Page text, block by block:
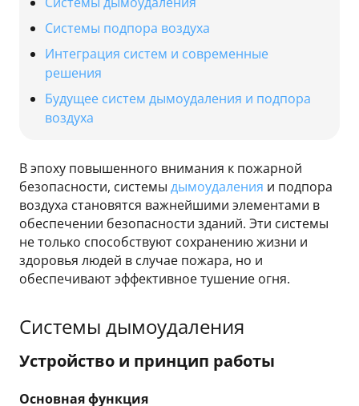
В эпоху повышенного внимания к пожарной
безопасности, системы дымоудаления и подпора
воздуха становятся важнейшими элементами в
обеспечении безопасности зданий. Эти системы
не только способствуют сохранению жизни и
здоровья людей в случае пожара, но и
обеспечивают эффективное тушение огня.
Системы дымоудаления
Устройство и принцип работы
Основная функция
Системы подпора воздуха
Интеграция систем и современные
решения
Будущее систем дымоудаления и подпора
воздуха